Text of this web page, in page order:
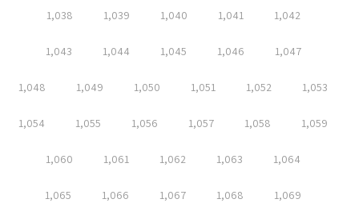
1,038 1,039 1,040 1,041 1,042
1,043 1,044 1,045 1,046 1,047
1,048 1,049 1,050 1,051 1,052 1,053
1,054 1,055 1,056 1,057 1,058 1,059
1,060 1,061 1,062 1,063 1,064
1,065 1,066 1,067 1,068 1,069